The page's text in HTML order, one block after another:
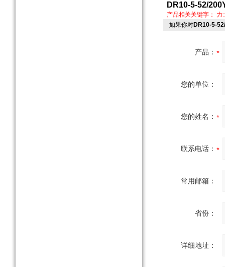
DR10-5-52/
产品相关关键字： 力
如果你对DR10-5-
产品：
您的单位：
您的姓名：
联系电话：
常用邮箱：
省份：
详细地址：